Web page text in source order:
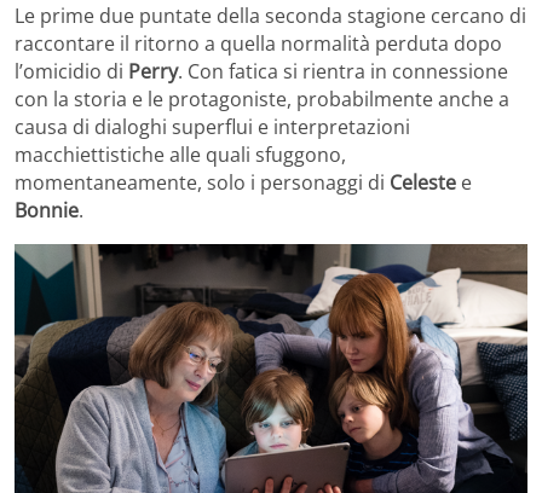
Le prime due puntate della seconda stagione cercano di
raccontare il ritorno a quella normalità perduta dopo
l’omicidio di Perry. Con fatica si rientra in connessione
con la storia e le protagoniste, probabilmente anche a
causa di dialoghi superflui e interpretazioni
macchiettistiche alle quali sfuggono,
momentaneamente, solo i personaggi di Celeste e
Bonnie.